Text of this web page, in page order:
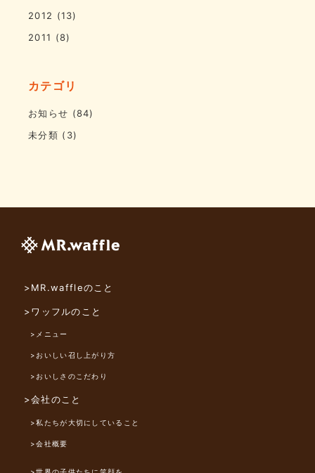
2012 (13)
2011 (8)
カテゴリ
お知らせ (84)
未分類 (3)
>MR.waffleのこと
>ワッフルのこと
>メニュー
>おいしい召し上がり方
>おいしさのこだわり
>会社のこと
>私たちが大切にしていること
>会社概要